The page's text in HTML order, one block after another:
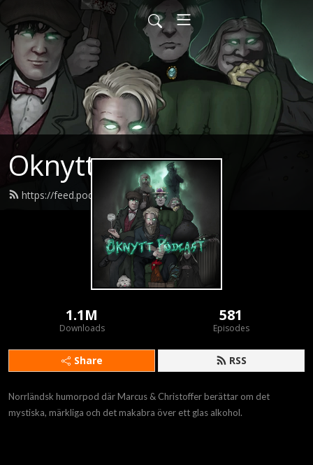
Oknytt
https://feed.podbean.com/oknytt/feed.xml
1.1M
Downloads
581
Episodes
Share RSS
Norrländsk humorpod där Marcus & Christoffer berättar om det
mystiska, märkliga och det makabra över ett glas alkohol.